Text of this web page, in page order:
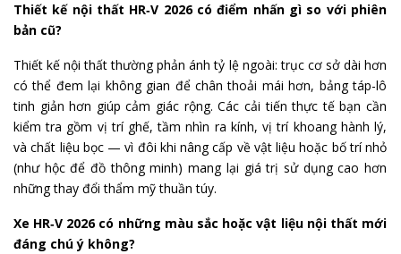
Thiết kế nội thất HR‑V 2026 có điểm nhấn gì so với phiên
bản cũ?
Thiết kế nội thất thường phản ánh tỷ lệ ngoài: trục cơ sở dài hơn
có thể đem lại không gian để chân thoải mái hơn, bảng táp-lô
tinh giản hơn giúp cảm giác rộng. Các cải tiến thực tế bạn cần
kiểm tra gồm vị trí ghế, tầm nhìn ra kính, vị trí khoang hành lý,
và chất liệu bọc — vì đôi khi nâng cấp về vật liệu hoặc bố trí nhỏ
(như hộc để đồ thông minh) mang lại giá trị sử dụng cao hơn
những thay đổi thẩm mỹ thuần túy.
Xe HR‑V 2026 có những màu sắc hoặc vật liệu nội thất mới
đáng chú ý không?